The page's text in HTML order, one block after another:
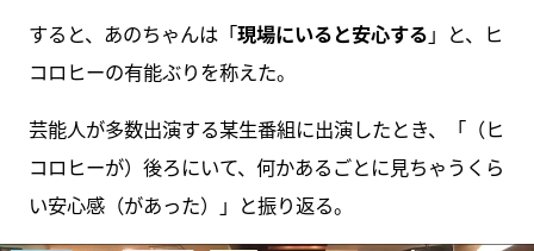
すると、あのちゃんは「現場にいると安心する 」と、ヒ
コロヒーの有能ぶりを称えた。
芸能人が多数出演する某生番組に出演したとき、「（ヒ
コロヒーが）後ろにいて、何かあるごとに見ちゃうくら
い安心感（があった）」と振り返る。